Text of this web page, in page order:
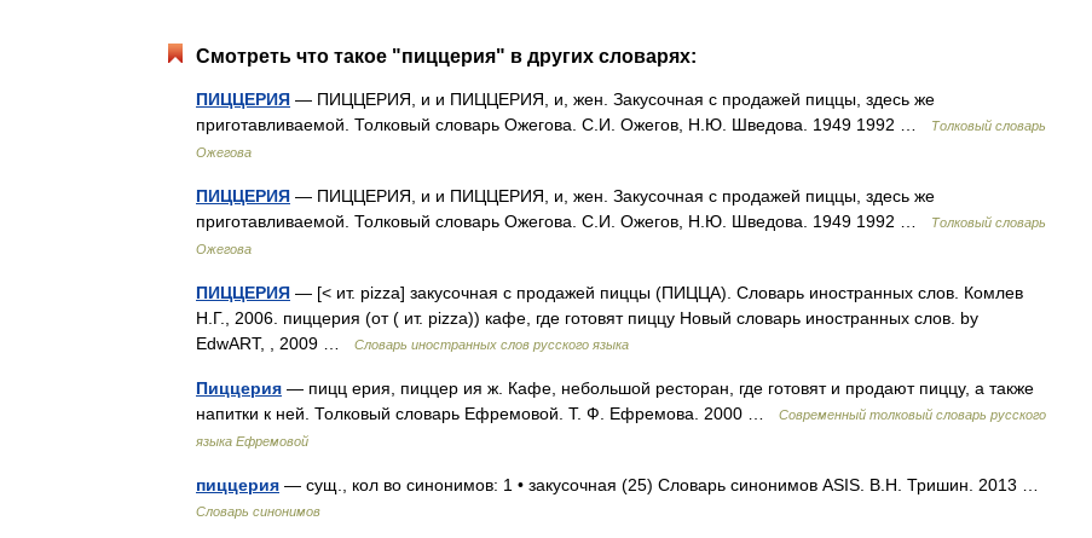
Смотреть что такое "пиццерия" в других словарях:
ПИЦЦЕРИЯ — ПИЦЦЕРИЯ, и и ПИЦЦЕРИЯ, и, жен. Закусочная с продажей пиццы, здесь же
приготавливаемой. Толковый словарь Ожегова. С.И. Ожегов, Н.Ю. Шведова. 1949 1992 …
Толковый словарь
Ожегова
ПИЦЦЕРИЯ — ПИЦЦЕРИЯ, и и ПИЦЦЕРИЯ, и, жен. Закусочная с продажей пиццы, здесь же
приготавливаемой. Толковый словарь Ожегова. С.И. Ожегов, Н.Ю. Шведова. 1949 1992 …
Толковый словарь
Ожегова
ПИЦЦЕРИЯ — [< ит. pizza] закусочная с продажей пиццы (ПИЦЦА). Словарь иностранных слов. Комлев
Н.Г., 2006. пиццерия (от ( ит. pizza)) кафе, где готовят пиццу Новый словарь иностранных слов. by
EdwART, , 2009 …
Словарь иностранных слов русского языка
Пиццерия — пицц ерия, пиццер ия ж. Кафе, небольшой ресторан, где готовят и продают пиццу, а также
напитки к ней. Толковый словарь Ефремовой. Т. Ф. Ефремова. 2000 …
Современный толковый словарь русского
языка Ефремовой
пиццерия — сущ., кол во синонимов: 1 • закусочная (25) Словарь синонимов ASIS. В.Н. Тришин. 2013 …
Словарь синонимов